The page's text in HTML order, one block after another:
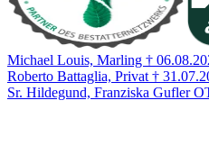
Michael Louis, Marling †
Roberto Battaglia, Privat †
Sr. Hildegund, Franziska Gufler